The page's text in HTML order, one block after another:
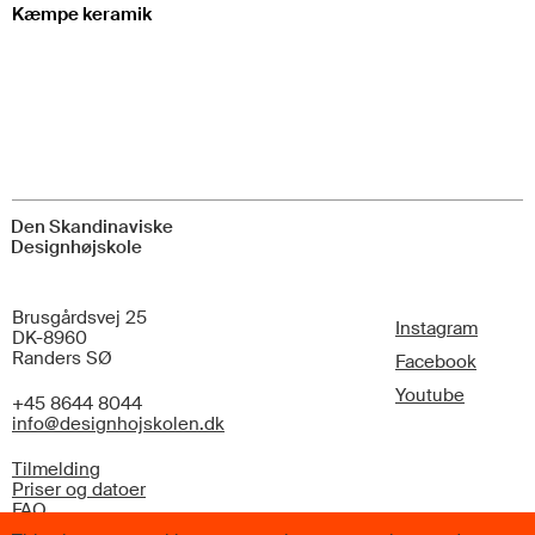
Kæmpe keramik
Den Skandinaviske
Designhøjskole
Brusgårdsvej 25
DK-8960
Randers SØ
+45 8644 8044
info@designhojskolen.dk
Tilmelding
Priser og datoer
FAQ
Instagram
Facebook
Youtube